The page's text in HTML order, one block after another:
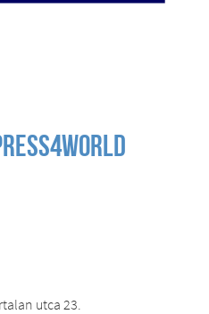
utca 23.